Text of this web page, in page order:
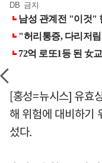
DB 금지
[홍성=뉴시스] 유효
해 위험에 대비하기
섰다.